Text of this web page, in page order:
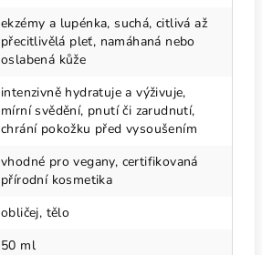
ekzémy a lupénka, suchá, citlivá až
přecitlivělá pleť, namáhaná nebo
oslabená kůže
intenzivně hydratuje a výživuje,
mírní svědění, pnutí či zarudnutí,
chrání pokožku před vysoušením
vhodné pro vegany, certifikovaná
přírodní kosmetika
obličej, tělo
50 ml